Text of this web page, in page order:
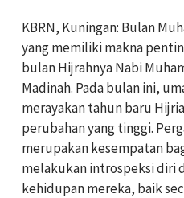
KBRN, Kuningan: Bulan
yang memiliki makna
bulan Hijrahnya Nabi
Madinah. Pada bulan ini,
merayakan tahun baru
perubahan yang tinggi.
merupakan kesempatan
melakukan introspeksi diri
kehidupan mereka, baik